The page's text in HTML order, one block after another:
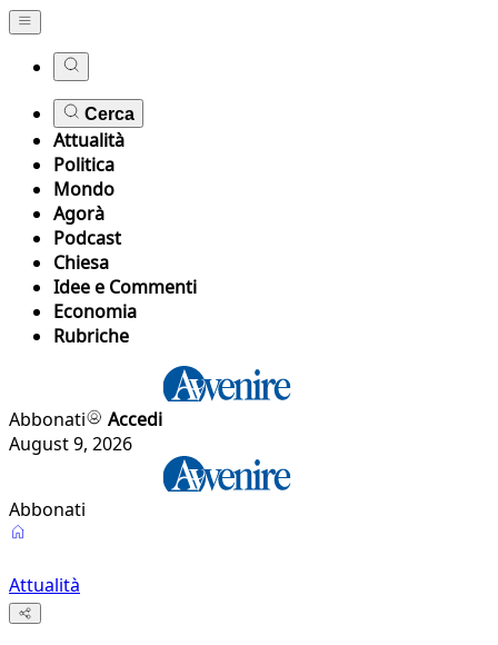
Cerca
Attualità
Politica
Mondo
Agorà
Podcast
Chiesa
Idee e Commenti
Economia
Rubriche
Abbonati
Accedi
August 9, 2026
Abbonati
Attualità